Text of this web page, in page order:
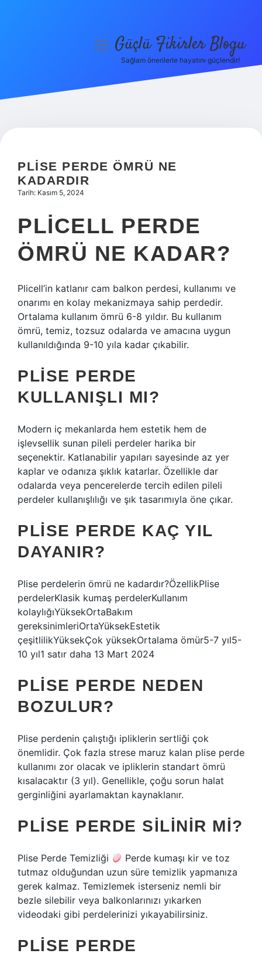
Hakkımızda
menüyüGüçlü Fikirler Blogu
Sağlam önerilerle hayatını güçlendir!
PLISE PERDE ÖMRÜ NE
KADARDIR
Tarih: Kasım 5, 2024
PLICELL PERDE
ÖMRÜ NE KADAR?
Plicell’in katlanır cam balkon perdesi, kullanımı ve
onarımı en kolay mekanizmaya sahip perdedir.
Ortalama kullanım ömrü 6-8 yıldır. Bu kullanım
ömrü, temiz, tozsuz odalarda ve amacına uygun
kullanıldığında 9-10 yıla kadar çıkabilir.
PLISE PERDE
KULLANIŞLI MI?
Modern iç mekanlarda hem estetik hem de
işlevsellik sunan pileli perdeler harika bir
seçenektir. Katlanabilir yapıları sayesinde az yer
kaplar ve odanıza şıklık katarlar. Özellikle dar
odalarda veya pencerelerde tercih edilen pileli
perdeler kullanışlılığı ve şık tasarımıyla öne çıkar.
PLISE PERDE KAÇ YIL
DAYANIR?
Plise perdelerin ömrü ne kadardır?ÖzellikPlise
perdelerKlasik kumaş perdelerKullanım
kolaylığıYüksekOrtaBakım
gereksinimleriOrtaYüksekEstetik
çeşitlilikYüksekÇok yüksekOrtalama ömür5-7 yıl5-
10 yıl1 satır daha 13 Mart 2024
PLISE PERDE NEDEN
BOZULUR?
Plise perdenin çalıştığı ipliklerin sertliği çok
önemlidir. Çok fazla strese maruz kalan plise perde
kullanımı zor olacak ve ipliklerin standart ömrü
kısalacaktır (3 yıl). Genellikle, çoğu sorun halat
gerginliğini ayarlamaktan kaynaklanır.
PLISE PERDE SILINIR MI?
Plise Perde Temizliği
Perde kumaşı kir ve toz
tutmaz olduğundan uzun süre temizlik yapmanıza
gerek kalmaz. Temizlemek isterseniz nemli bir
bezle silebilir veya balkonlarınızı yıkarken
videodaki gibi perdelerinizi yıkayabilirsiniz.
PLISE PERDE